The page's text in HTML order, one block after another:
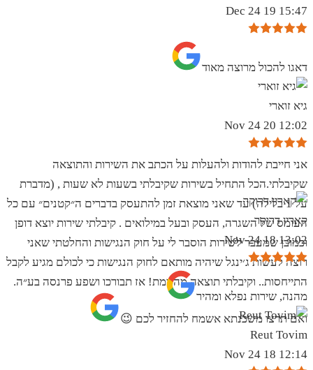
15:47 19 Dec 24
‏דאגו להכול מרוצה מאוד
גיא זוארי
12:02 20 Nov 24
אני חייבת להודות ולהעלות על הכתב את השירות והתוצאה
שקיבלתי.הכל התחיל בשירות שקיבלתי בשעות לא שעות , (מדברת
על 1 בלילה) עד שאני מוצאת זמן להתעסק בדברים ה״קטנים״ עם כל
העומס של השגרה, העסק ובעל במילואים . קיבלתי שירות יוצא דופן
וכמובן שמעבר לשירות הוסבר לי על חוק הנגישות והחלטתי שאני
רוצה לעשות ג׳ינגל שיהיה מותאם לחוק הנגישות כי לכולם מגיע לקבל
התייחסות.. וקיבלתי תוצאה מהממת! אז תבורכו ושפע פרנסה בע״ה.
ואם תרצו משכנתא אשמח להחזיר לכם 😉
קארין דרוקר
13:02 18 Nov 24
מהנה, שירות נפלא ומהיר
Reut Tovim
12:14 18 Nov 24